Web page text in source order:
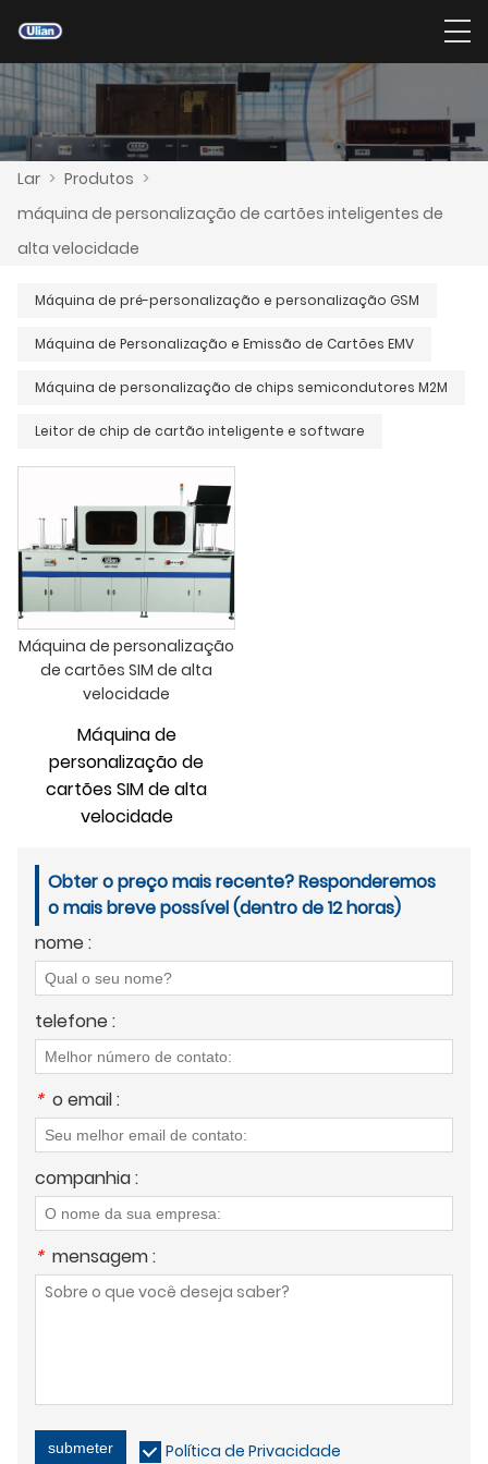
Lar > Produtos >
máquina de personalização de cartões inteligentes de
alta velocidade
Máquina de pré-personalização e personalização GSM
Máquina de Personalização e Emissão de Cartões EMV
Máquina de personalização de chips semicondutores M2M
Leitor de chip de cartão inteligente e software
Máquina de personalização
de cartões SIM de alta
velocidade
Máquina de
personalização de
cartões SIM de alta
velocidade
Obter o preço mais recente? Responderemos
o mais breve possível (dentro de 12 horas)
nome :
telefone :
* o email :
companhia :
* mensagem :
submeter Política de Privacidade